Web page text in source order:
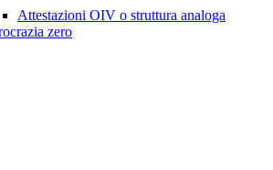
Attestazioni OIV o struttura analoga
zero